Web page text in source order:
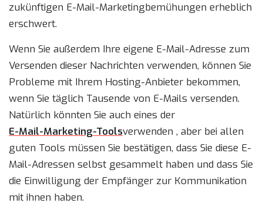
zukünftigen E-Mail-Marketingbemühungen erheblich
erschwert.
Wenn Sie außerdem Ihre eigene E-Mail-Adresse zum
Versenden dieser Nachrichten verwenden, können Sie
Probleme mit Ihrem Hosting-Anbieter bekommen,
wenn Sie täglich Tausende von E-Mails versenden.
Natürlich könnten Sie auch eines der
E-Mail-Marketing-Toolsverwenden , aber bei allen
guten Tools müssen Sie bestätigen, dass Sie diese E-
Mail-Adressen selbst gesammelt haben und dass Sie
die Einwilligung der Empfänger zur Kommunikation
mit ihnen haben.